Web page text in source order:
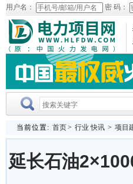
用户名： 密 码：
当前位置: 首页> 行业 快讯 > 项目
延长石油